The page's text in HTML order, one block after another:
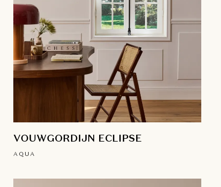
VOUWGORDIJN ECLIPSE
AQUA